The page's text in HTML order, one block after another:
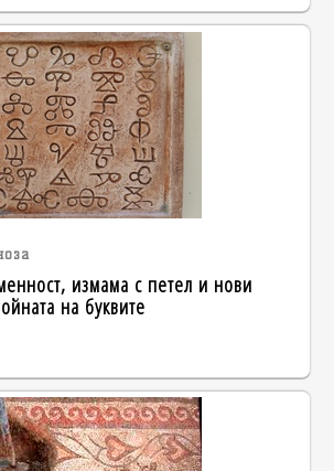
измама с петел и нови
на буквите